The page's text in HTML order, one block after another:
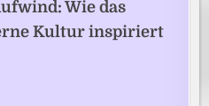
Wie das
Kultur inspiriert